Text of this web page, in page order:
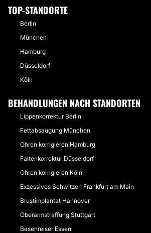
TOP-STANDORTE
Berlin
München
Hamburg
Düsseldorf
Köln
BEHANDLUNGEN NACH STANDORTEN
Lippenkorrektur Berlin
Fettabsaugung München
Ohren korrigieren Hamburg
Faltenkorrektur Düsseldorf
Ohren korrigieren Köln
Exzessives Schwitzen Frankfurt am Main
Brustimplantat Hannover
Oberarmstraffung Stuttgart
Besenreiser Essen